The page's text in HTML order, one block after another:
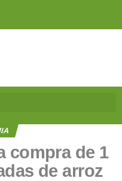
compra de 1
de arroz